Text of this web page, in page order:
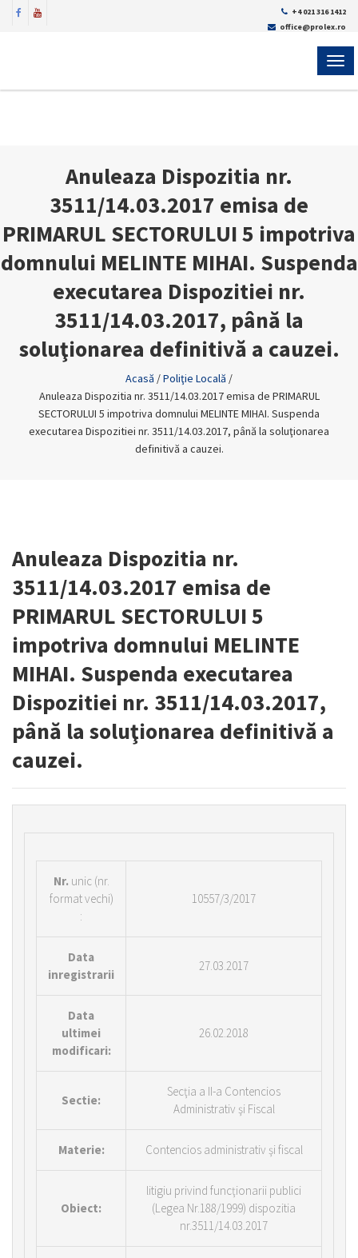
+4 021 316 1412
office@prolex.ro
Anuleaza Dispozitia nr.
3511/14.03.2017 emisa de
PRIMARUL SECTORULUI 5 impotriva
domnului MELINTE MIHAI. Suspenda
executarea Dispozitiei nr.
3511/14.03.2017, până la
soluţionarea definitivă a cauzei.
Acasă /Poliţie Locală /
Anuleaza Dispozitia nr. 3511/14.03.2017 emisa de PRIMARUL
SECTORULUI 5 impotriva domnului MELINTE MIHAI. Suspenda
executarea Dispozitiei nr. 3511/14.03.2017, până la soluţionarea
definitivă a cauzei.
Anuleaza Dispozitia nr.
3511/14.03.2017 emisa de
PRIMARUL SECTORULUI 5
impotriva domnului MELINTE
MIHAI. Suspenda executarea
Dispozitiei nr. 3511/14.03.2017,
până la soluţionarea definitivă a
cauzei.
Nr. unic (nr.
format vechi)
:
10557/3/2017
Data
inregistrarii
27.03.2017
Data
ultimei
modificari:
26.02.2018
Sectie:
Secţia a II-a Contencios
Administrativ şi Fiscal
Materie: Contencios administrativ şi fiscal
Obiect:
litigiu privind funcţionarii publici
(Legea Nr.188/1999) dispozitia
nr.3511/14.03.2017